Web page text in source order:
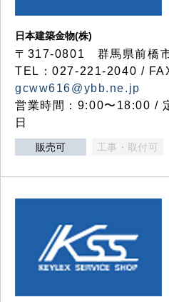
日本建築金物(株)
〒317‐0801 群馬県前橋
TEL：027-221-2040 /
gcww616@ybb.ne.jp
営業時間：9:00〜18:00 /
日
販売可 工事・取付可